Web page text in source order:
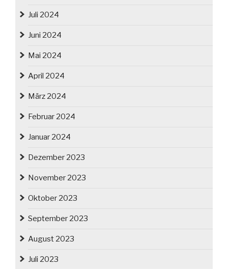
Juli 2024
Juni 2024
Mai 2024
April 2024
März 2024
Februar 2024
Januar 2024
Dezember 2023
November 2023
Oktober 2023
September 2023
August 2023
Juli 2023